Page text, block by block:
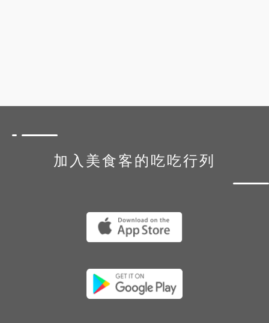
加入美食客的吃吃行列